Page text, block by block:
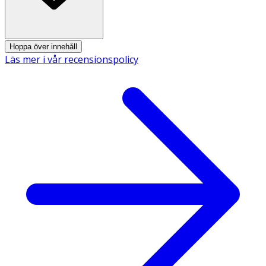
Hoppa över innehåll
Läs mer i vår recensionspolicy